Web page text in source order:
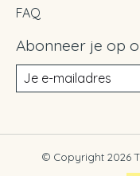
FAQ
Abonneer je op
© Copyright 2026